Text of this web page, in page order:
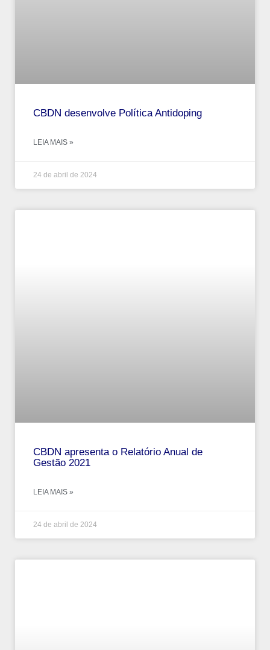
CBDN desenvolve Política Antidoping
LEIA MAIS »
24 de abril de 2024
CBDN apresenta o Relatório Anual de
Gestão 2021
LEIA MAIS »
24 de abril de 2024